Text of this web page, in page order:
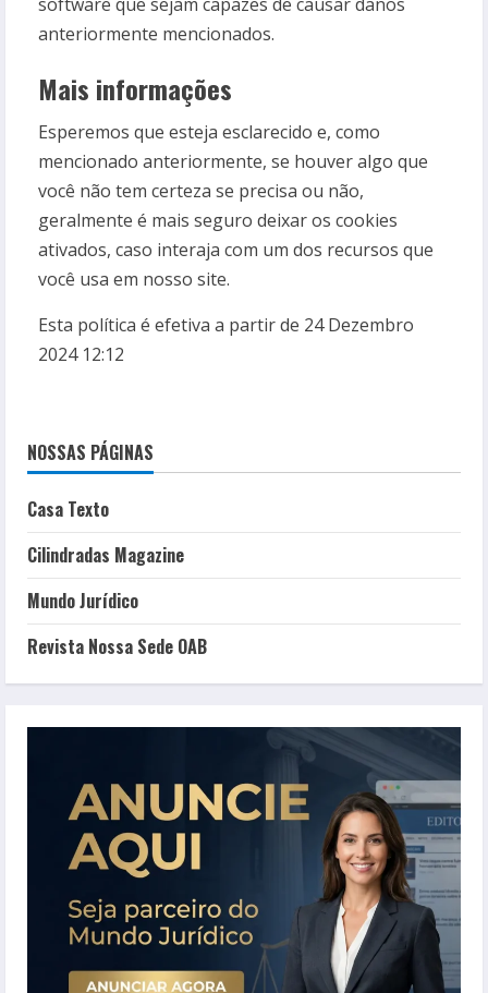
anteriormente mencionados.
Mais informações
Esperemos que esteja esclarecido e, como
mencionado anteriormente, se houver algo que
você não tem certeza se precisa ou não,
geralmente é mais seguro deixar os cookies
ativados, caso interaja com um dos recursos que
você usa em nosso site.
Esta política é efetiva a partir de 24 Dezembro
2024 12:12
NOSSAS PÁGINAS
Casa Texto
Cilindradas Magazine
Mundo Jurídico
Revista Nossa Sede OAB